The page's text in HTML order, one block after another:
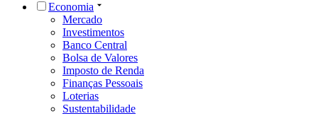
Economia
Mercado
Investimentos
Banco Central
Bolsa de Valores
Imposto de Renda
Finanças Pessoais
Loterias
Sustentabilidade